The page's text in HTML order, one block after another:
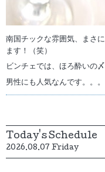
南国チックな雰囲気、まさ
ます！（笑）
ビンチェでは、ほろ酔いの
男性にも人気なんです。。。
Today's Schedule
2026.08.07 Friday